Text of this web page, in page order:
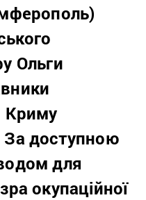
Ольги
Криму
За доступною
для
окупаційної